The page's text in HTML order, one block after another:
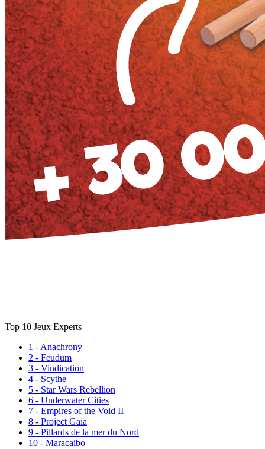
Top 10 Jeux Experts
1 - Anachrony
2 - Feudum
3 - Vindication
4 - Scythe
5 - Star Wars Rebellion
6 - Underwater Cities
7 - Empires of the Void II
8 - Project Gaia
9 - Pillards de la mer du Nord
10 - Maracaibo